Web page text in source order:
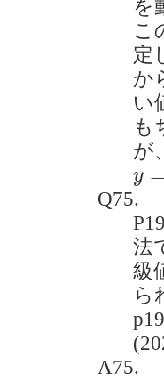
を
こ
定
か
い
も
が
y =
y= 0
Q75.
法
級
ら
A75.